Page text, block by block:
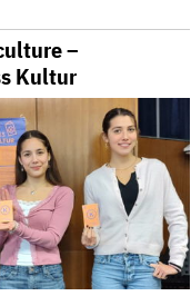
–
Kultur